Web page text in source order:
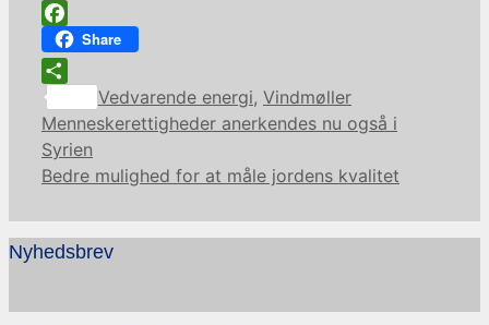
Facebook
Share
Share
Kategorier
Vedvarende energi, Vindmøller
Menneskerettigheder anerkendes nu også i
Syrien
Bedre mulighed for at måle jordens kvalitet
Nyhedsbrev